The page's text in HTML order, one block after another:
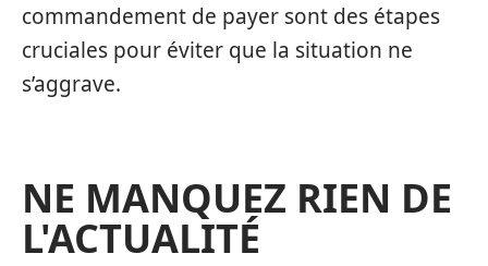
commandement de payer sont des étapes
cruciales pour éviter que la situation ne
s’aggrave.
NE MANQUEZ RIEN DE
L'ACTUALITÉ